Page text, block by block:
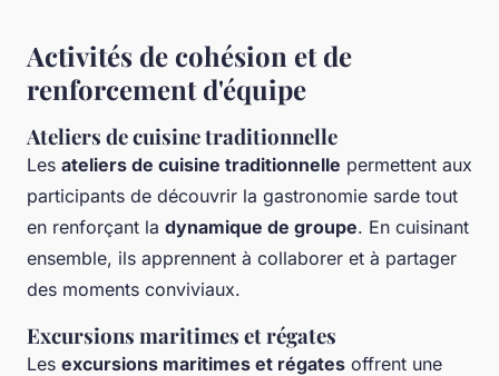
Activités de cohésion et de
renforcement d'équipe
Ateliers de cuisine traditionnelle
Les ateliers de cuisine traditionnelle permettent aux
participants de découvrir la gastronomie sarde tout
en renforçant la dynamique de groupe. En cuisinant
ensemble, ils apprennent à collaborer et à partager
des moments conviviaux.
Excursions maritimes et régates
Les excursions maritimes et régates offrent une